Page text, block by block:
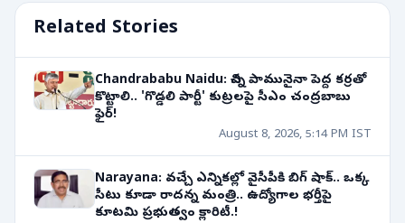
Related Stories
Chandrababu Naidu: చిన్న పామునైనా పెద్ద కర్రతో
కొట్టాలి.. 'గొడ్డలి పార్టీ' కుట్రలపై సీఎం చంద్రబాబు
ఫైర్!
August 8, 2026, 5:14 PM IST
Narayana: వచ్చే ఎన్నికల్లో వైసీపీకి బిగ్ షాక్.. ఒక్క
సీటు కూడా రాదన్న మంత్రి.. ఉద్యోగాల భర్తీపై
కూటమి ప్రభుత్వం క్లారిటీ.!